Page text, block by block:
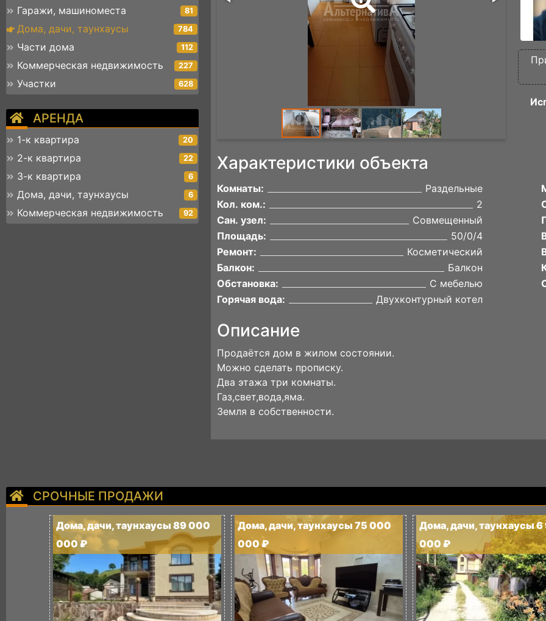
Гаражи, машиноместа 81
Дома, дачи, таунхаусы 784
Части дома 112
Коммерческая недвижимость 227
Участки 628
АРЕНДА
1-к квартира 20
2-к квартира 22
3-к квартира 6
Дома, дачи, таунхаусы 6
Коммерческая недвижимость 92
Характеристики объекта
Комнаты:
Раздельные
Кол. ком.:
2
Сан. узел:
Совмещенный
Площадь:
50/0/4
Ремонт:
Косметический
Балкон:
Балкон
Обстановка:
С мебелью
Горячая вода:
Двухконтурный котел
Описание
Продаётся дом в жилом состоянии.
Можно сделать прописку.
Два этажа три комнаты.
Газ,свет,вода,яма.
Земля в собственности.
СРОЧНЫЕ ПРОДАЖИ
Дома, дачи, таунхаусы 89 000
000 ₽
Дома, дачи, таунхаусы 75 000
000 ₽
Дома, дачи, таунхаусы
000 ₽